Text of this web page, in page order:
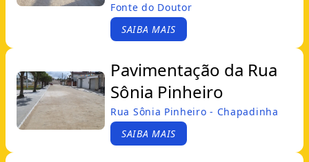
Fonte do Doutor
SAIBA MAIS
Pavimentação da Rua
Sônia Pinheiro
Rua Sônia Pinheiro - Chapadinha
SAIBA MAIS